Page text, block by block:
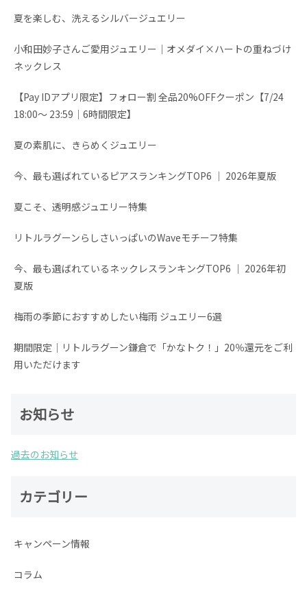
夏を楽しむ、洗えるシルバージュエリー
小和田妙子さんご愛用ジュエリー｜オメダイ×ハートの重ねづけ
ネックレス
【Pay IDアプリ限定】フォロー割 全品20%OFFクーポン【7/24
18:00～ 23:59│6時間限定】
夏の素肌に、きらめくジュエリー
今、最も選ばれているピアスランキングTOP6 │ 2026年夏版
夏こそ、透明感ジュエリー特集
リトルラグーンらしさいっぱいのWaveモチーフ特集
今、最も選ばれているネックレスランキングTOP6 │ 2026年初
夏版
梅雨の季節におすすめしたい梅雨 ジュエリー6選
期間限定│リトルラグーン鎌倉で「かなトク！」20％還元をご利
用いただけます
お知らせ
過去のお知らせ
カテゴリー
キャンペーン情報
コラム